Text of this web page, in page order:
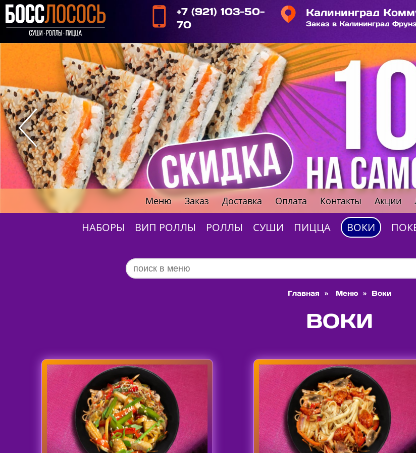
+7 (921) 103-50-
70
Калининград
Заказ в Калининград
Меню Заказ Доставка Оплата Контакты Акции
НАБОРЫ ВИП РОЛЛЫ РОЛЛЫ СУШИ ПИЦЦА ВОКИ
Главная » Меню» Воки
ВОКИ